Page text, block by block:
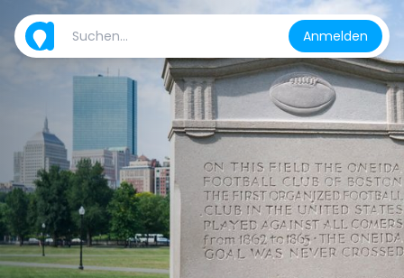
Anmelden